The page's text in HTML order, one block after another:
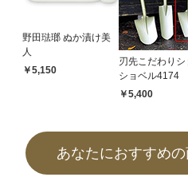
野田琺瑯 ぬか漬け美
人
￥5,150
刃先こだわり
ショベル4174
￥5,400
あなたにおすすめ